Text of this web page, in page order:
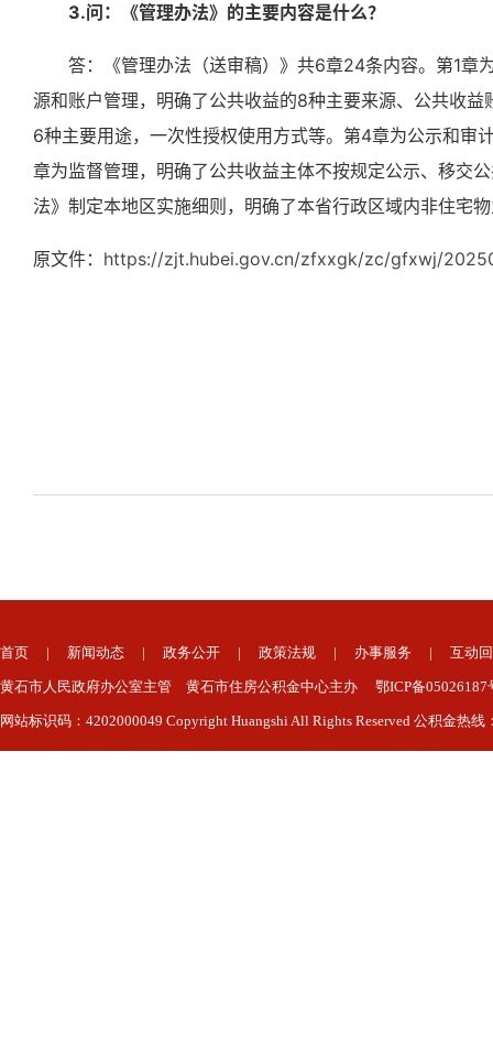
3.问：《管理办法》的主要内容是什么？
答： 《管理办法 （送审稿） 》共6章24条内容。 第1章
源和账户管理，明确了公共收益的8种主要来源、公共收益
6种主要用途，一次性授权使用方式等。第4章为公示和审
章为监督管理， 明确了公共收益主体不按规定公示、移交
法》 制定本地区实施细则，明确了本省行政区域内非住宅
原文件： https://zjt.hubei.gov.cn/zfxxgk/zc/gfxwj/
首页 | 新闻动态 | 政务公开 | 政策法规 | 办事服务 | 互动
黄石市人民政府办公室主管 黄石市住房公积金中心主办 鄂ICP备
网站标识码：4202000049 Copyright Huangshi All Rights Reserved 公积金热